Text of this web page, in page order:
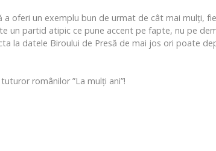
oferi un exemplu bun de urmat de cât mai mulți,
un partid atipic ce pune accent pe fapte, nu pe
la datele Biroului de Presă de mai jos ori poate
românilor ”La mulți ani”!